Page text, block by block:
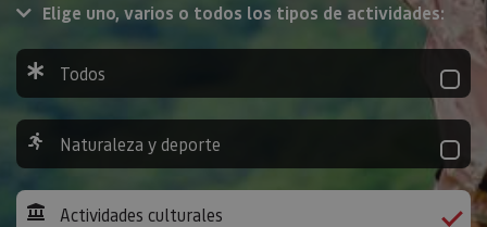
Elige uno, varios o todos los tipos de actividades:
Todos
Naturaleza y deporte
Actividades culturales